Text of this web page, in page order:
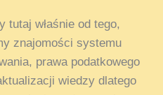
tutaj właśnie od tego,
znajomości systemu
prawa podatkowego
wiedzy dlatego